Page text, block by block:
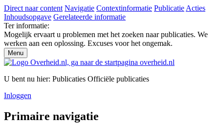
Direct naar content Navigatie Contextinformatie Publicatie Acties
Inhoudsopgave Gerelateerde informatie
Ter informatie:
Mogelijk ervaart u problemen met het zoeken naar publicaties. We
werken aan een oplossing. Excuses voor het ongemak.
Menu
U bent nu hier: Publicaties Officiële publicaties
Inloggen
Primaire navigatie